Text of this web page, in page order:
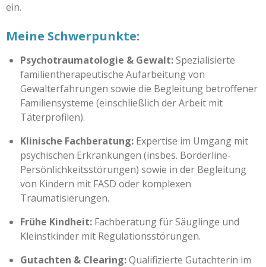
ein.
Meine Schwerpunkte:
Psychotraumatologie & Gewalt:Spezialisierte
familientherapeutische Aufarbeitung von
Gewalterfahrungen sowie die Begleitung betroffener
Familiensysteme (einschließlich der Arbeit mit
Täterprofilen).
Klinische Fachberatung: Expertise im Umgang mit
psychischen Erkrankungen (insbes. Borderline-
Persönlichkeitsstörungen) sowie in der Begleitung
von Kindern mit FASD oder komplexen
Traumatisierungen.
Frühe Kindheit: Fachberatung für Säuglinge und
Kleinstkinder mit Regulationsstörungen.
Gutachten & Clearing:Qualifizierte Gutachterin im